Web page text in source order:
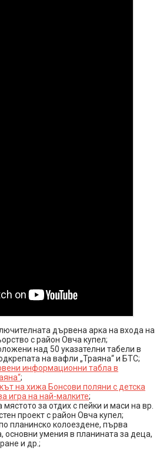
дървена арка на входа на
с район Овча купел;
над 50 указателни табели в
на вафли „Траяна“ и БТС;
информационни табла в
;
на хижа Бонсови поляни с детска
игра на най-малките;
за отдих с пейки и маси на вр.
проект с район Овча купел;
планинско колоездене, първа
основни умения в планината за деца,
и др.;